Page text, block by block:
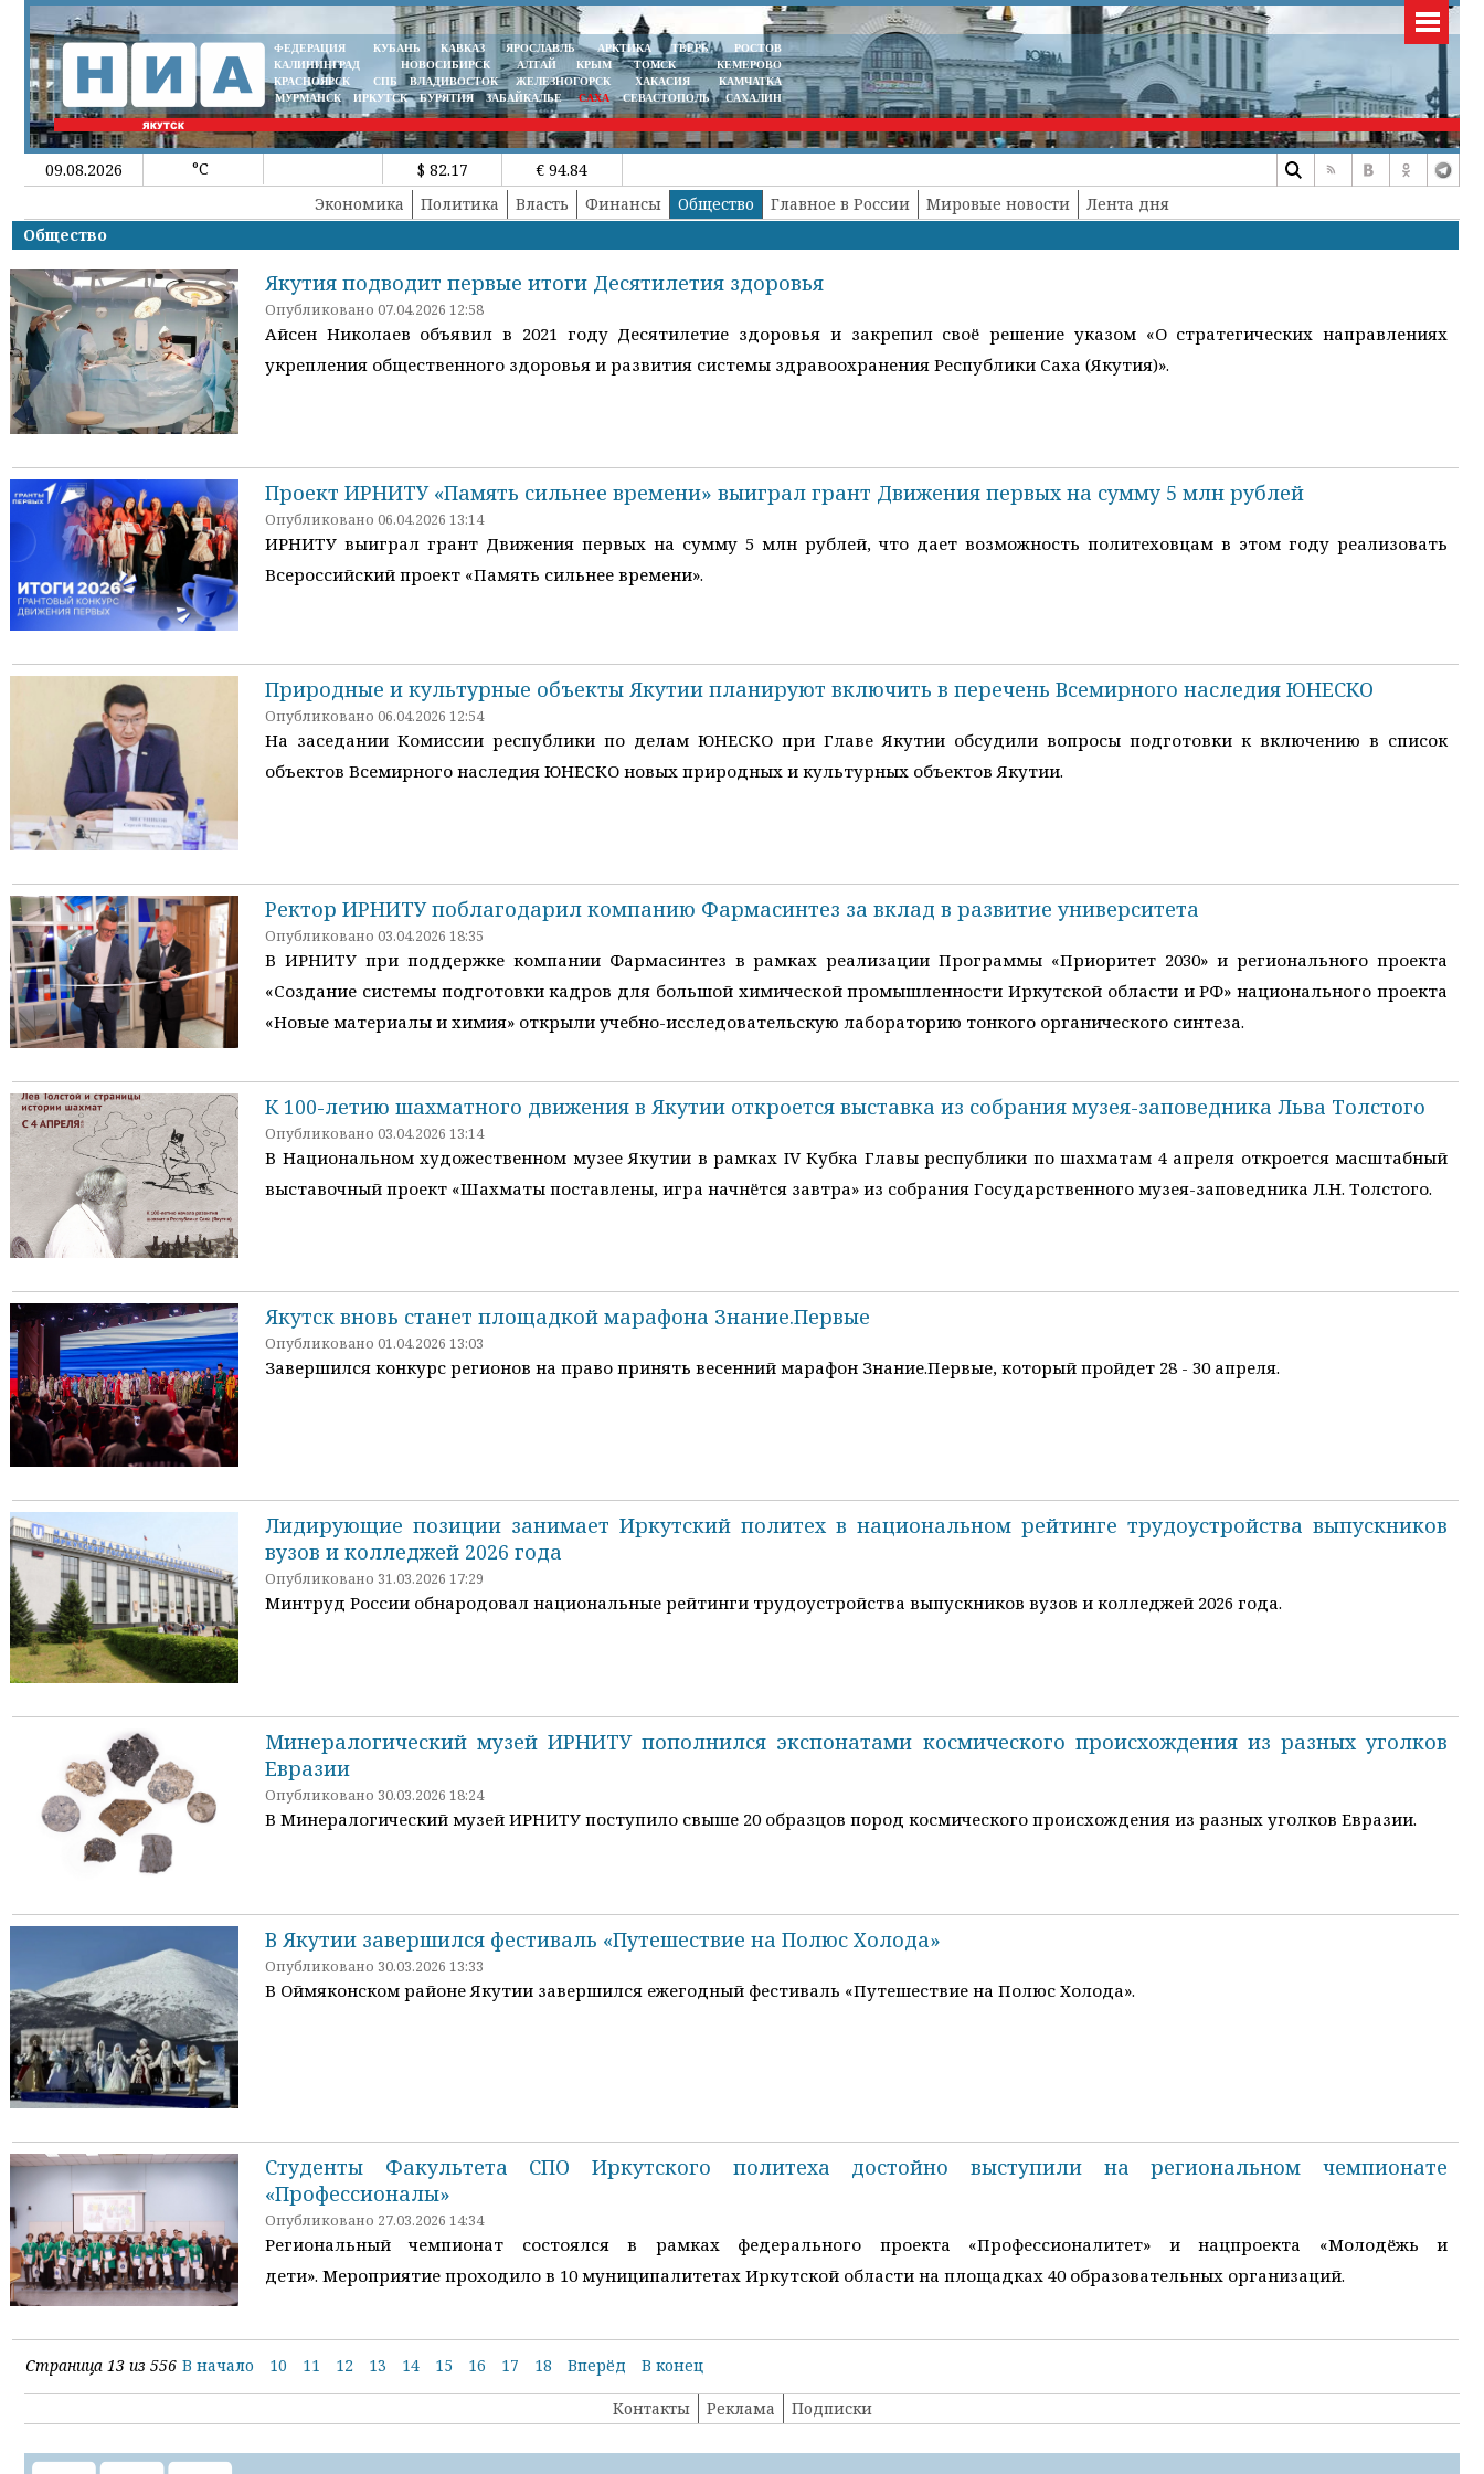
ФЕДЕРАЦИЯ КУБАНЬ КАВКАЗ ЯРОСЛАВЛЬ АРКТИКА ТВЕРЬ
РОСТОВ
КАЛИНИНГРАД
НОВОСИБИРСК АЛТАЙ КРЫМ ТОМСК
КЕМЕРОВО
КРАСНОЯРСК
СПБ ВЛАДИВОСТОК ЖЕЛЕЗНОГОРСК ХАКАСИЯ
КАМЧАТКА
МУРМАНСК
ИРКУТСК БУРЯТИЯ ЗАБАЙКАЛЬЕ САХА СЕВАСТОПОЛЬ САХАЛИН
09.08.2026 °C $ 82.17
€ 94.84
Экономика
Политика Власть Финансы Общество Главное в России Мировые новости
Лента дня
Общество
Якутия подводит первые итоги Десятилетия здоровья
Опубликовано 07.04.2026 12:58
Айсен Николаев объявил в 2021 году Десятилетие здоровья и закрепил своё решение указом «О стратегических направлениях
укрепления общественного здоровья и развития системы здравоохранения Республики Саха (Якутия)».
Проект ИРНИТУ «Память сильнее времени» выиграл грант Движения первых на сумму 5 млн рублей
Опубликовано 06.04.2026 13:14
ИРНИТУ выиграл грант Движения первых на сумму 5 млн рублей, что дает возможность политеховцам в этом году реализовать
Всероссийский проект «Память сильнее времени».
Природные и культурные объекты Якутии планируют включить в перечень Всемирного наследия ЮНЕСКО
Опубликовано 06.04.2026 12:54
На заседании Комиссии республики по делам ЮНЕСКО при Главе Якутии обсудили вопросы подготовки к включению в список
объектов Всемирного наследия ЮНЕСКО новых природных и культурных объектов Якутии.
Ректор ИРНИТУ поблагодарил компанию Фармасинтез за вклад в развитие университета
Опубликовано 03.04.2026 18:35
В ИРНИТУ при поддержке компании Фармасинтез в рамках реализации Программы «Приоритет 2030» и регионального проекта
«Создание системы подготовки кадров для большой химической промышленности Иркутской области и РФ» национального проекта
«Новые материалы и химия» открыли учебно-исследовательскую лабораторию тонкого органического синтеза.
К 100-летию шахматного движения в Якутии откроется выставка из собрания музея-заповедника Льва Толстого
Опубликовано 03.04.2026 13:14
В Национальном художественном музее Якутии в рамках IV Кубка Главы республики по шахматам 4 апреля откроется масштабный
выставочный проект «Шахматы поставлены, игра начнётся завтра» из собрания Государственного музея-заповедника Л.Н. Толстого.
Якутск вновь станет площадкой марафона Знание.Первые
Опубликовано 01.04.2026 13:03
Завершился конкурс регионов на право принять весенний марафон Знание.Первые, который пройдет 28 - 30 апреля.
Лидирующие позиции занимает Иркутский политех в национальном рейтинге трудоустройства выпускников
вузов и колледжей 2026 года
Опубликовано 31.03.2026 17:29
Минтруд России обнародовал национальные рейтинги трудоустройства выпускников вузов и колледжей 2026 года.
Минералогический музей ИРНИТУ пополнился экспонатами космического происхождения из разных уголков
Евразии
Опубликовано 30.03.2026 18:24
В Минералогический музей ИРНИТУ поступило свыше 20 образцов пород космического происхождения из разных уголков Евразии.
В Якутии завершился фестиваль «Путешествие на Полюс Холода»
Опубликовано 30.03.2026 13:33
В Оймяконском районе Якутии завершился ежегодный фестиваль «Путешествие на Полюс Холода».
Студенты Факультета СПО Иркутского политеха достойно выступили на региональном чемпионате
«Профессионалы»
Опубликовано 27.03.2026 14:34
Региональный чемпионат состоялся в рамках федерального проекта «Профессионалитет» и нацпроекта «Молодёжь и
дети». Мероприятие проходило в 10 муниципалитетах Иркутской области на площадках 40 образовательных организаций.
Страница 13 из 556 В начало 10 11 12 13 14 15 16 17 18 Вперёд В конец
Контакты Реклама Подписки